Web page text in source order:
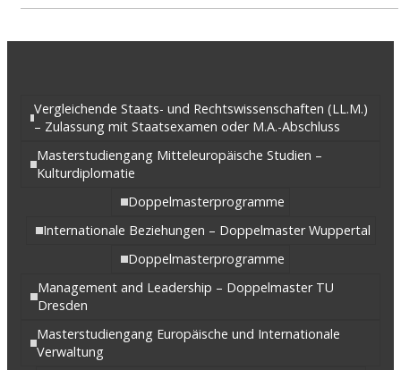
Vergleichende Staats- und Rechtswissenschaften (LL.M.)
– Zulassung mit Staatsexamen oder M.A.-Abschluss
Masterstudiengang Mitteleuropäische Studien –
Kulturdiplomatie
Doppelmasterprogramme
Internationale Beziehungen – Doppelmaster Wuppertal
Doppelmasterprogramme
Management and Leadership – Doppelmaster TU
Dresden
Masterstudiengang Europäische und Internationale
Verwaltung